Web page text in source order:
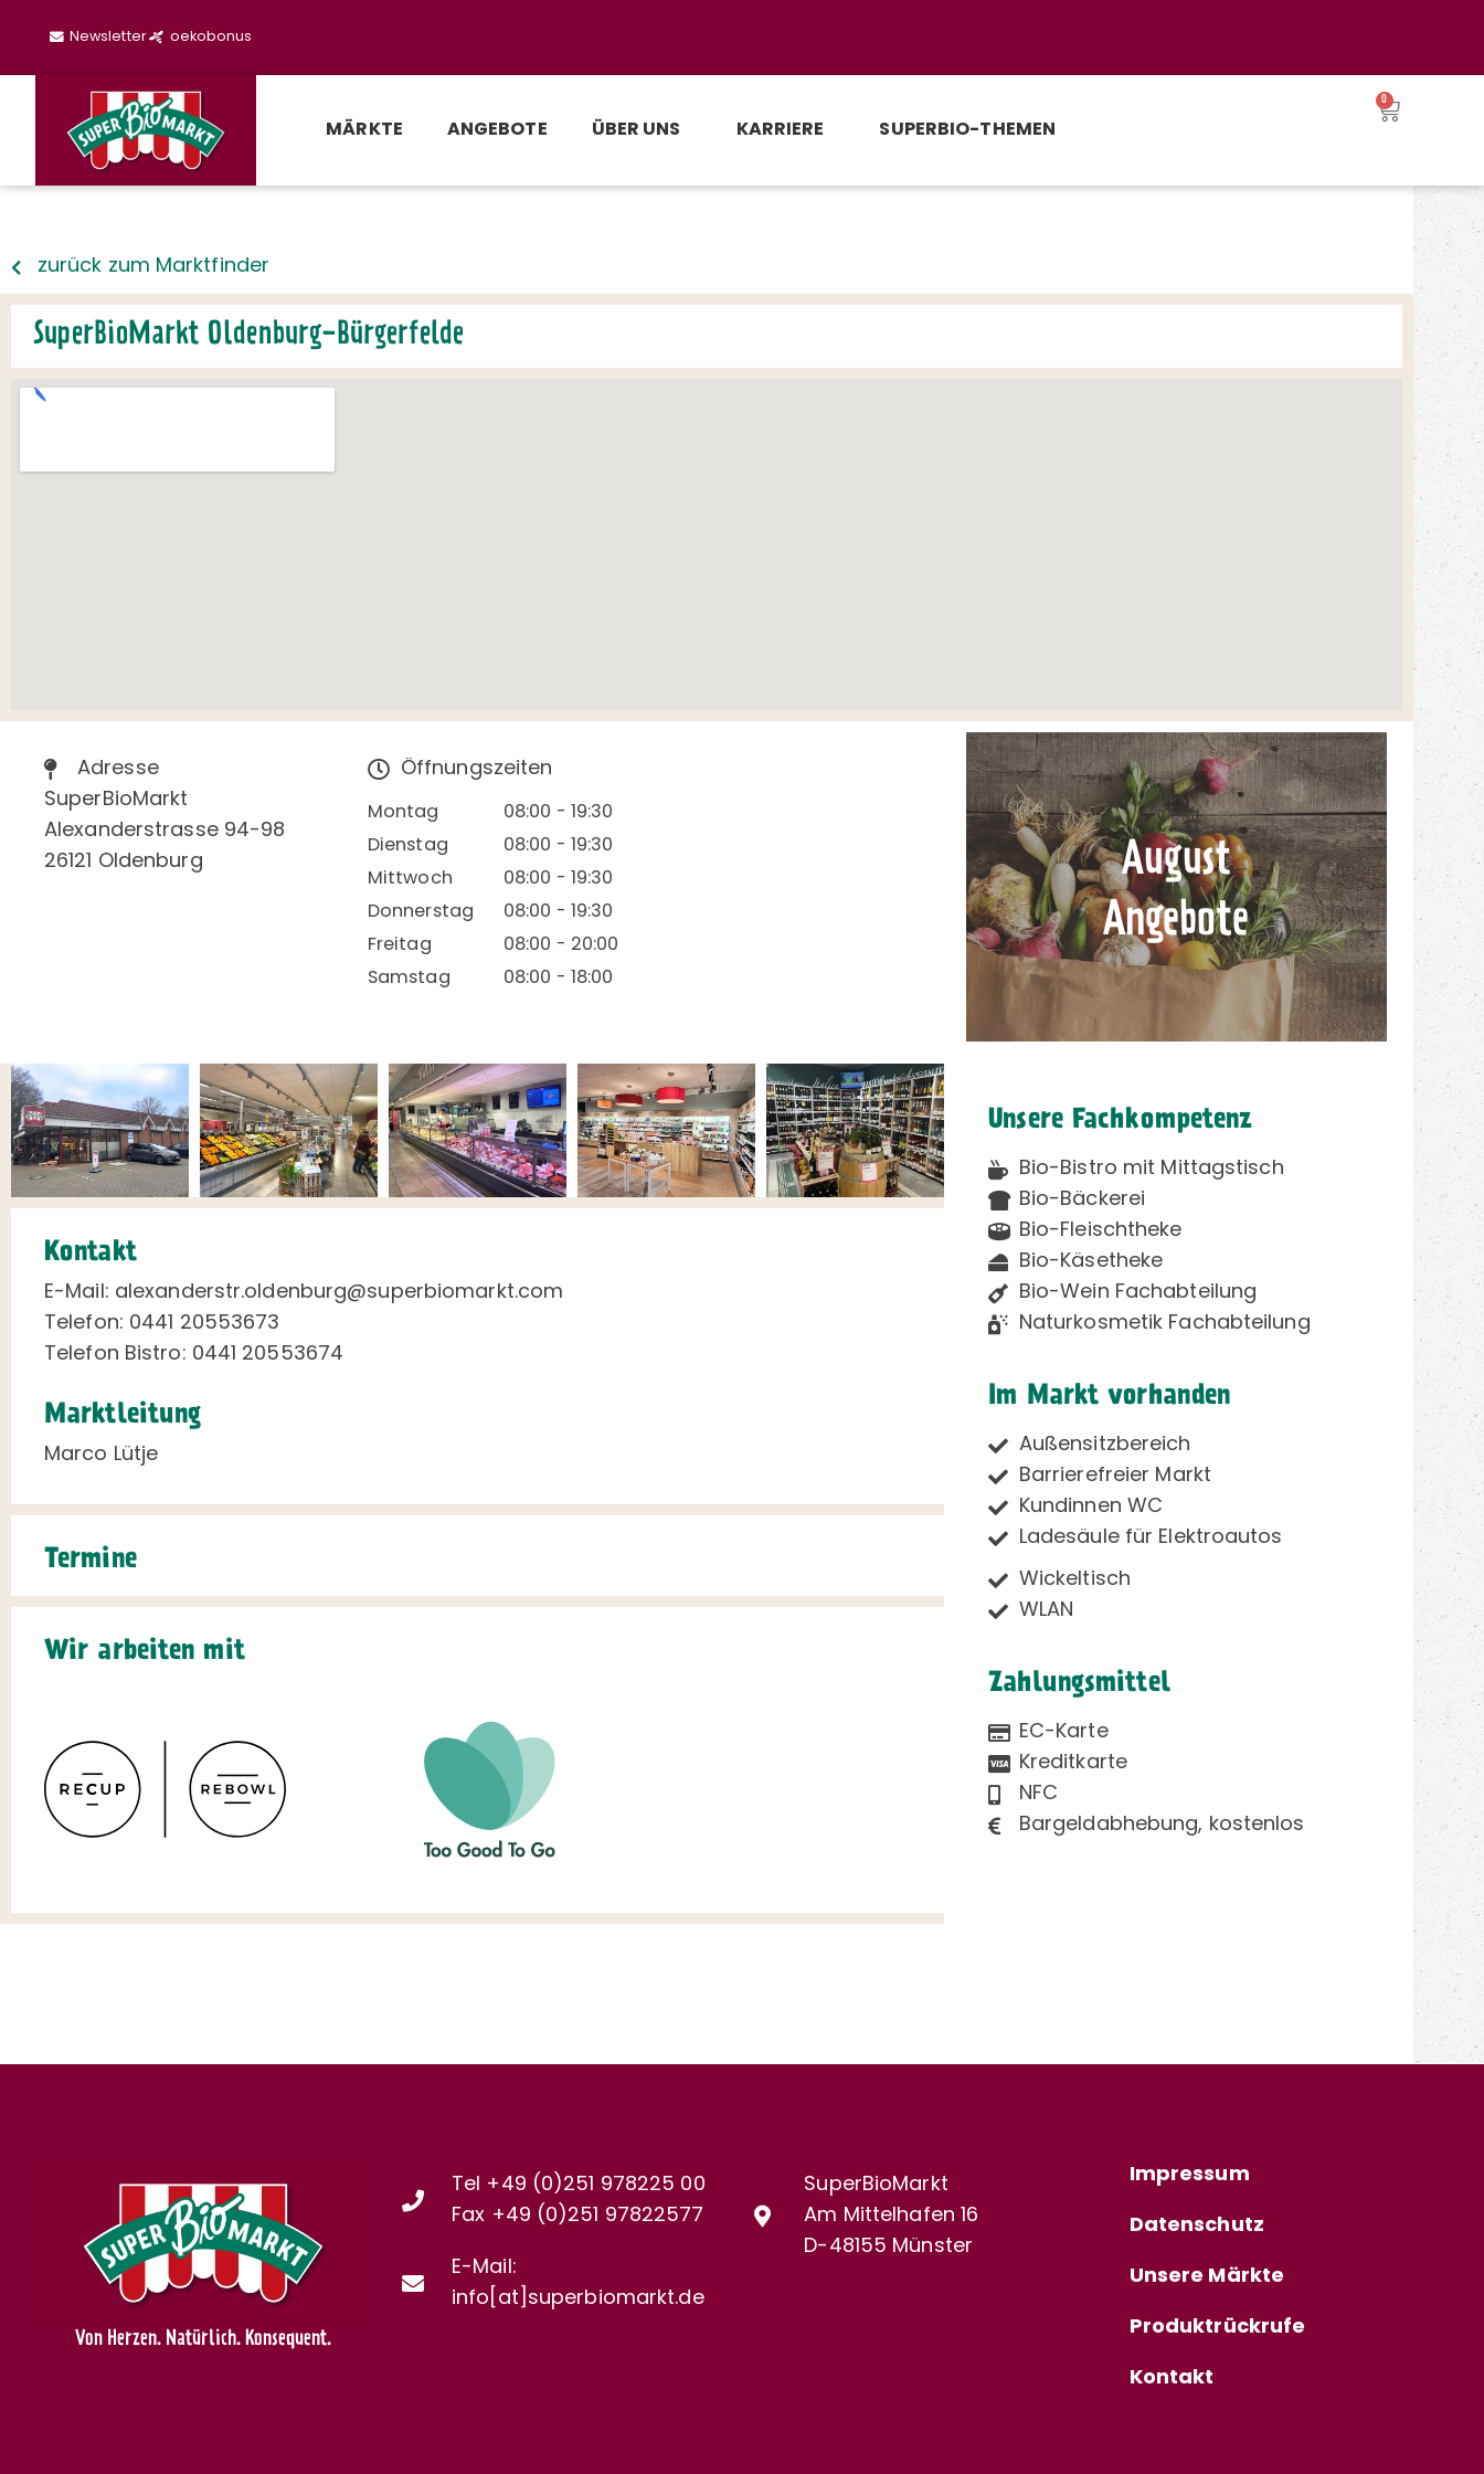
Newsletter oekobonus
MÄRKTE ANGEBOTE ÜBER UNS KARRIERE SUPERBIO-THEMEN
0
zurück zum Marktfinder
SuperBioMarkt Oldenburg-Bürgerfelde
Adresse
SuperBioMarkt
Alexanderstrasse 94-98
26121 Oldenburg
Öffnungszeiten
Montag
08:00 - 19:30
Dienstag
08:00 - 19:30
Mittwoch
08:00 - 19:30
Donnerstag
08:00 - 19:30
Freitag
08:00 - 20:00
Samstag
08:00 - 18:00
August
Angebote
Kontakt
E-Mail: alexanderstr.oldenburg@superbiomarkt.com
Telefon: 0441 20553673
Telefon Bistro: 0441 20553674
Marktleitung
Marco Lütje
Termine
Wir arbeiten mit
Unsere Fachkompetenz
Bio-Bistro mit Mittagstisch
Bio-Bäckerei
Bio-Fleischtheke
Bio-Käsetheke
Bio-Wein Fachabteilung
Naturkosmetik Fachabteilung
Im Markt vorhanden
Außensitzbereich
Barrierefreier Markt
Kundinnen WC
Ladesäule für Elektroautos
Wickeltisch
WLAN
Zahlungsmittel
EC-Karte
Kreditkarte
NFC
Bargeldabhebung, kostenlos
Von Herzen. Natürlich. Konsequent.
Tel +49 (0)251 978225 00
Fax +49 (0)251 97822577
E-Mail:
info[at]superbiomarkt.de
SuperBioMarkt
Am Mittelhafen 16
D-48155 Münster
Impressum
Datenschutz
Unsere Märkte
Produktrückrufe
Kontakt